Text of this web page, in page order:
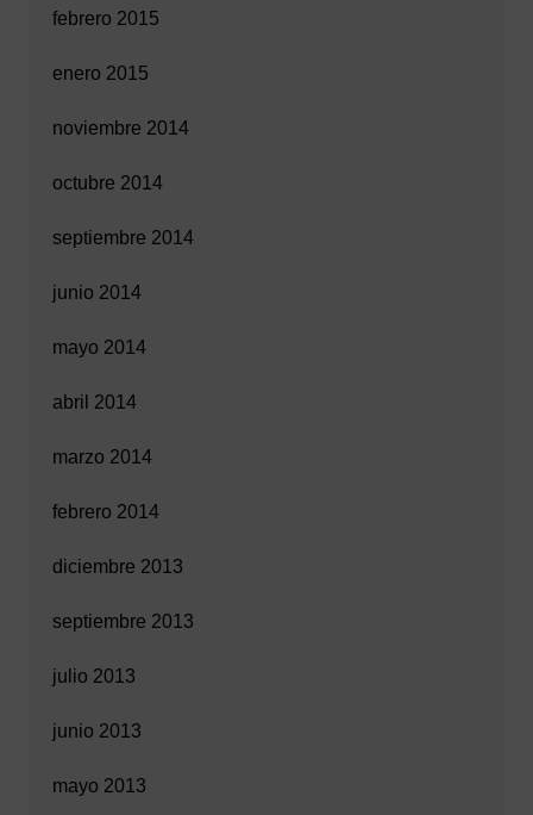
febrero 2015
enero 2015
noviembre 2014
octubre 2014
septiembre 2014
junio 2014
mayo 2014
abril 2014
marzo 2014
febrero 2014
diciembre 2013
septiembre 2013
julio 2013
junio 2013
mayo 2013